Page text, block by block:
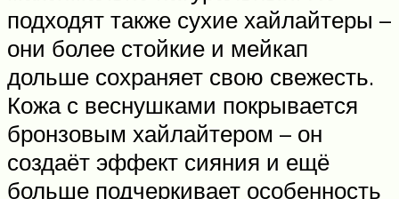
подходят также сухие хайлайтеры –
они более стойкие и мейкап
дольше сохраняет свою свежесть.
Кожа с веснушками покрывается
бронзовым хайлайтером – он
создаёт эффект сияния и ещё
больше подчеркивает особенность